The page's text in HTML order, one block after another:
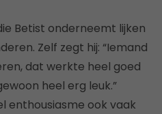
Betist onderneemt lijken
Zelf zegt hij: “Iemand
dat werkte heel goed
heel erg leuk.”
enthousiasme ook vaak